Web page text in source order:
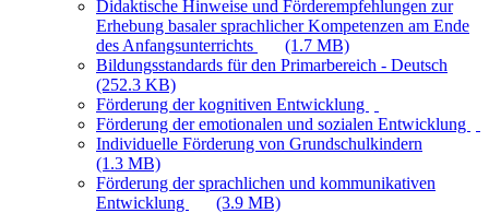
Didaktische Hinweise und Förderempfehlungen zur
Erhebung basaler sprachlicher Kompetenzen am Ende
des Anfangsunterrichts
(1.7 MB)
Bildungsstandards für den Primarbereich - Deutsch
(252.3 KB)
Förderung der kognitiven Entwicklung
Förderung der emotionalen und sozialen Entwicklung
Individuelle Förderung von Grundschulkindern
(1.3 MB)
Förderung der sprachlichen und kommunikativen
Entwicklung
(3.9 MB)